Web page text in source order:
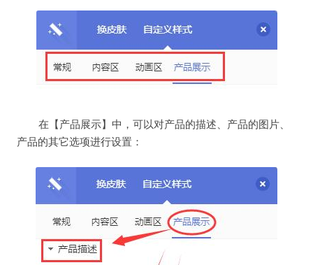
在【产品展示】中，可以对产品的描述、产品的图片、
产品的其它选项进行设置：